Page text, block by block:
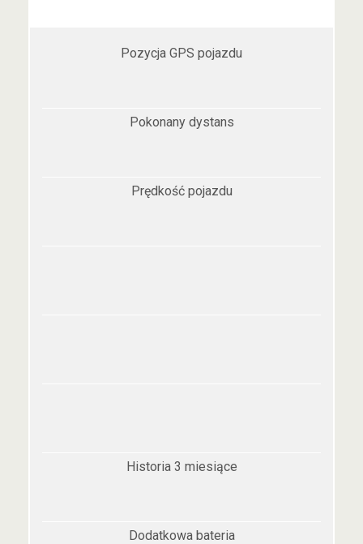
Pozycja GPS pojazdu
Pokonany dystans
Prędkość pojazdu
Historia 3 miesiące
Dodatkowa bateria